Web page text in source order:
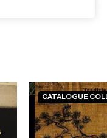
CATALOGUE